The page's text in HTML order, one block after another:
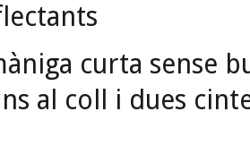
curta sense
al coll i dues